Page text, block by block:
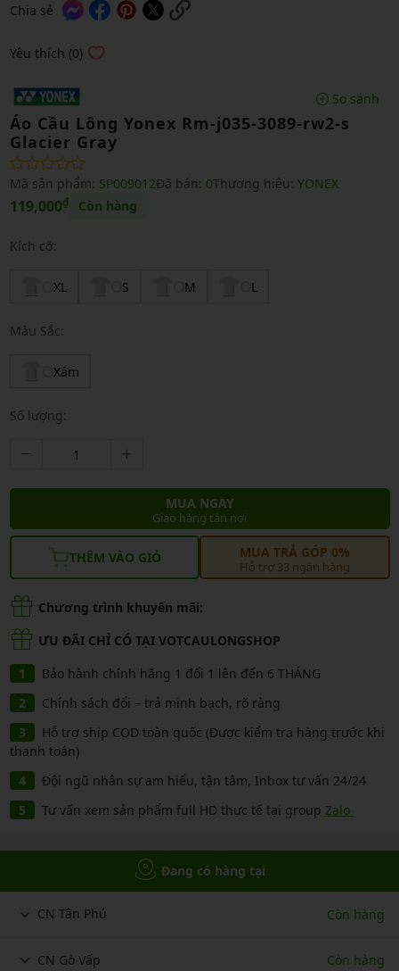
Chia sẻ
Yêu thích (0)
So sánh
Áo Cầu Lông Yonex Rm-j035-3089-rw2-s
Glacier Gray
Mã sản phẩm: SP009012Đã bán: 0Thương hiệu: YONEX
119,000₫ Còn hàng
Kích cỡ:
XL S M L
Màu Sắc:
Xám
Số lượng:
MUA NGAY
Giao hàng tận nơi
THÊM VÀO GIỎ MUA TRẢ GÓP 0%
Hỗ trợ 33 ngân hàng
Chương trình khuyến mãi:
ƯU ĐÃI CHỈ CÓ TẠI VOTCAULONGSHOP
Bảo hành chính hãng 1 đổi 1 lên đến 6 THÁNG
Chính sách đổi – trả minh bạch, rõ ràng
Hỗ trợ ship COD toàn quốc (Được kiểm tra hàng trước khi
thanh toán)
Đội ngũ nhân sự am hiểu, tận tâm, Inbox tư vấn 24/24
Tư vấn xem sản phẩm full HD thực tế tại group Zalo
Đang có hàng tại
CN Tân Phú Còn hàng
CN Gò Vấp Còn hàng